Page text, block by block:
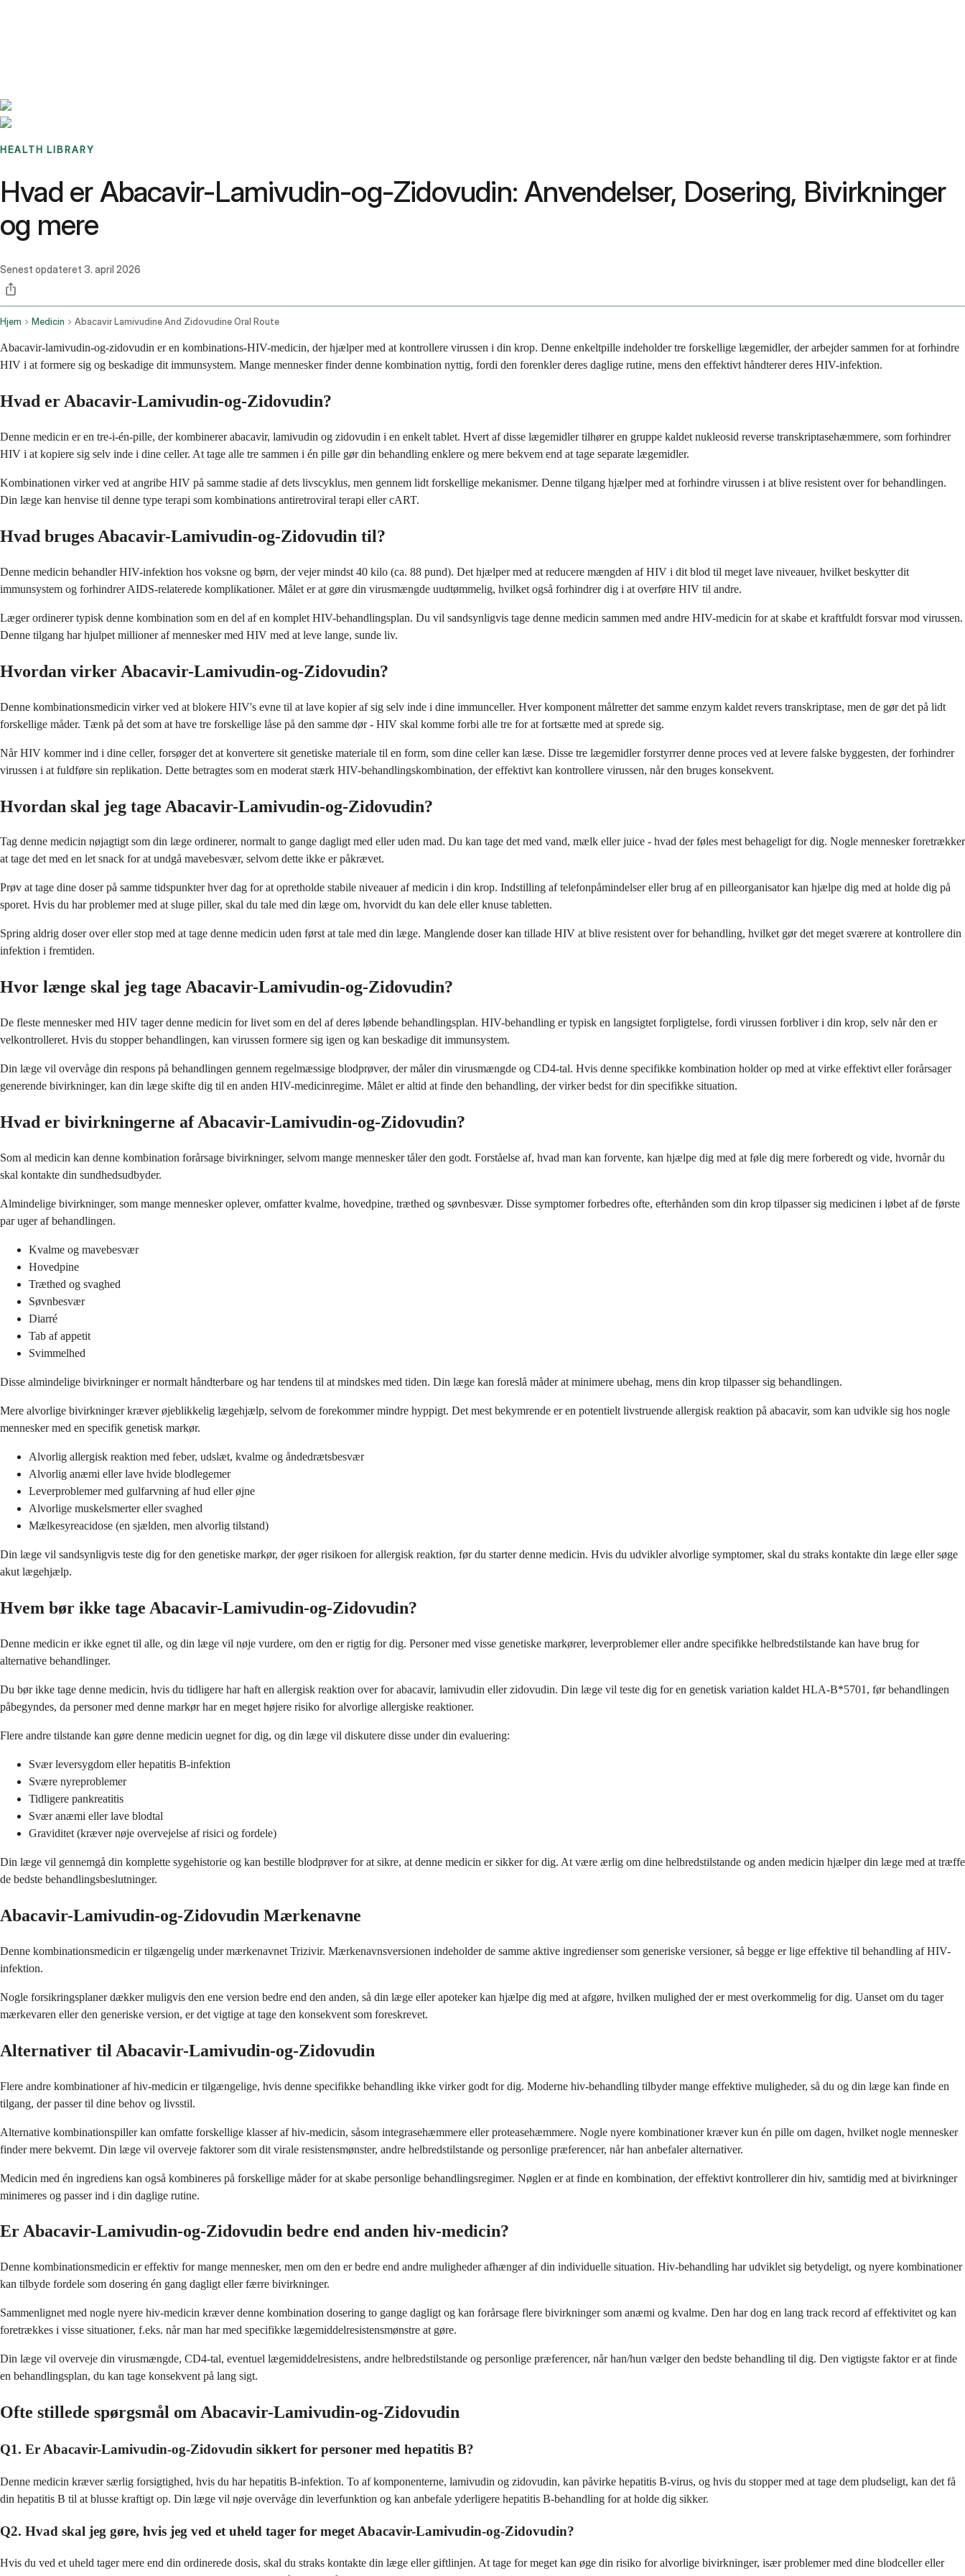
HEALTH LIBRARY
Hvad er Abacavir-Lamivudin-og-Zidovudin: Anvendelser, Dosering, Bivirkninger
og mere
Senest opdateret 3. april 2026
Hjem Medicin Abacavir Lamivudine And Zidovudine Oral Route
Abacavir-lamivudin-og-zidovudin er en kombinations-HIV-medicin, der hjælper med at kontrollere virussen i din krop. Denne enkeltpille indeholder tre forskellige lægemidler, der arbejder sammen for at forhindre
HIV i at formere sig og beskadige dit immunsystem. Mange mennesker finder denne kombination nyttig, fordi den forenkler deres daglige rutine, mens den effektivt håndterer deres HIV-infektion.
Hvad er Abacavir-Lamivudin-og-Zidovudin?
Denne medicin er en tre-i-én-pille, der kombinerer abacavir, lamivudin og zidovudin i en enkelt tablet. Hvert af disse lægemidler tilhører en gruppe kaldet nukleosid reverse transkriptasehæmmere, som forhindrer
HIV i at kopiere sig selv inde i dine celler. At tage alle tre sammen i én pille gør din behandling enklere og mere bekvem end at tage separate lægemidler.
Kombinationen virker ved at angribe HIV på samme stadie af dets livscyklus, men gennem lidt forskellige mekanismer. Denne tilgang hjælper med at forhindre virussen i at blive resistent over for behandlingen.
Din læge kan henvise til denne type terapi som kombinations antiretroviral terapi eller cART.
Hvad bruges Abacavir-Lamivudin-og-Zidovudin til?
Denne medicin behandler HIV-infektion hos voksne og børn, der vejer mindst 40 kilo (ca. 88 pund). Det hjælper med at reducere mængden af HIV i dit blod til meget lave niveauer, hvilket beskytter dit
immunsystem og forhindrer AIDS-relaterede komplikationer. Målet er at gøre din virusmængde uudtømmelig, hvilket også forhindrer dig i at overføre HIV til andre.
Læger ordinerer typisk denne kombination som en del af en komplet HIV-behandlingsplan. Du vil sandsynligvis tage denne medicin sammen med andre HIV-medicin for at skabe et kraftfuldt forsvar mod virussen.
Denne tilgang har hjulpet millioner af mennesker med HIV med at leve lange, sunde liv.
Hvordan virker Abacavir-Lamivudin-og-Zidovudin?
Denne kombinationsmedicin virker ved at blokere HIV's evne til at lave kopier af sig selv inde i dine immunceller. Hver komponent målretter det samme enzym kaldet revers transkriptase, men de gør det på lidt
forskellige måder. Tænk på det som at have tre forskellige låse på den samme dør - HIV skal komme forbi alle tre for at fortsætte med at sprede sig.
Når HIV kommer ind i dine celler, forsøger det at konvertere sit genetiske materiale til en form, som dine celler kan læse. Disse tre lægemidler forstyrrer denne proces ved at levere falske byggesten, der forhindrer
virussen i at fuldføre sin replikation. Dette betragtes som en moderat stærk HIV-behandlingskombination, der effektivt kan kontrollere virussen, når den bruges konsekvent.
Hvordan skal jeg tage Abacavir-Lamivudin-og-Zidovudin?
Tag denne medicin nøjagtigt som din læge ordinerer, normalt to gange dagligt med eller uden mad. Du kan tage det med vand, mælk eller juice - hvad der føles mest behageligt for dig. Nogle mennesker foretrækker
at tage det med en let snack for at undgå mavebesvær, selvom dette ikke er påkrævet.
Prøv at tage dine doser på samme tidspunkter hver dag for at opretholde stabile niveauer af medicin i din krop. Indstilling af telefonpåmindelser eller brug af en pilleorganisator kan hjælpe dig med at holde dig på
sporet. Hvis du har problemer med at sluge piller, skal du tale med din læge om, hvorvidt du kan dele eller knuse tabletten.
Spring aldrig doser over eller stop med at tage denne medicin uden først at tale med din læge. Manglende doser kan tillade HIV at blive resistent over for behandling, hvilket gør det meget sværere at kontrollere din
infektion i fremtiden.
Hvor længe skal jeg tage Abacavir-Lamivudin-og-Zidovudin?
De fleste mennesker med HIV tager denne medicin for livet som en del af deres løbende behandlingsplan. HIV-behandling er typisk en langsigtet forpligtelse, fordi virussen forbliver i din krop, selv når den er
velkontrolleret. Hvis du stopper behandlingen, kan virussen formere sig igen og kan beskadige dit immunsystem.
Din læge vil overvåge din respons på behandlingen gennem regelmæssige blodprøver, der måler din virusmængde og CD4-tal. Hvis denne specifikke kombination holder op med at virke effektivt eller forårsager
generende bivirkninger, kan din læge skifte dig til en anden HIV-medicinregime. Målet er altid at finde den behandling, der virker bedst for din specifikke situation.
Hvad er bivirkningerne af Abacavir-Lamivudin-og-Zidovudin?
Som al medicin kan denne kombination forårsage bivirkninger, selvom mange mennesker tåler den godt. Forståelse af, hvad man kan forvente, kan hjælpe dig med at føle dig mere forberedt og vide, hvornår du
skal kontakte din sundhedsudbyder.
Almindelige bivirkninger, som mange mennesker oplever, omfatter kvalme, hovedpine, træthed og søvnbesvær. Disse symptomer forbedres ofte, efterhånden som din krop tilpasser sig medicinen i løbet af de første
par uger af behandlingen.
Kvalme og mavebesvær
Hovedpine
Træthed og svaghed
Søvnbesvær
Diarré
Tab af appetit
Svimmelhed
Disse almindelige bivirkninger er normalt håndterbare og har tendens til at mindskes med tiden. Din læge kan foreslå måder at minimere ubehag, mens din krop tilpasser sig behandlingen.
Mere alvorlige bivirkninger kræver øjeblikkelig lægehjælp, selvom de forekommer mindre hyppigt. Det mest bekymrende er en potentielt livstruende allergisk reaktion på abacavir, som kan udvikle sig hos nogle
mennesker med en specifik genetisk markør.
Alvorlig allergisk reaktion med feber, udslæt, kvalme og åndedrætsbesvær
Alvorlig anæmi eller lave hvide blodlegemer
Leverproblemer med gulfarvning af hud eller øjne
Alvorlige muskelsmerter eller svaghed
Mælkesyreacidose (en sjælden, men alvorlig tilstand)
Din læge vil sandsynligvis teste dig for den genetiske markør, der øger risikoen for allergisk reaktion, før du starter denne medicin. Hvis du udvikler alvorlige symptomer, skal du straks kontakte din læge eller søge
akut lægehjælp.
Hvem bør ikke tage Abacavir-Lamivudin-og-Zidovudin?
Denne medicin er ikke egnet til alle, og din læge vil nøje vurdere, om den er rigtig for dig. Personer med visse genetiske markører, leverproblemer eller andre specifikke helbredstilstande kan have brug for
alternative behandlinger.
Du bør ikke tage denne medicin, hvis du tidligere har haft en allergisk reaktion over for abacavir, lamivudin eller zidovudin. Din læge vil teste dig for en genetisk variation kaldet HLA-B*5701, før behandlingen
påbegyndes, da personer med denne markør har en meget højere risiko for alvorlige allergiske reaktioner.
Flere andre tilstande kan gøre denne medicin uegnet for dig, og din læge vil diskutere disse under din evaluering:
Svær leversygdom eller hepatitis B-infektion
Svære nyreproblemer
Tidligere pankreatitis
Svær anæmi eller lave blodtal
Graviditet (kræver nøje overvejelse af risici og fordele)
Din læge vil gennemgå din komplette sygehistorie og kan bestille blodprøver for at sikre, at denne medicin er sikker for dig. At være ærlig om dine helbredstilstande og anden medicin hjælper din læge med at træffe
de bedste behandlingsbeslutninger.
Abacavir-Lamivudin-og-Zidovudin Mærkenavne
Denne kombinationsmedicin er tilgængelig under mærkenavnet Trizivir. Mærkenavnsversionen indeholder de samme aktive ingredienser som generiske versioner, så begge er lige effektive til behandling af HIV-
infektion.
Nogle forsikringsplaner dækker muligvis den ene version bedre end den anden, så din læge eller apoteker kan hjælpe dig med at afgøre, hvilken mulighed der er mest overkommelig for dig. Uanset om du tager
mærkevaren eller den generiske version, er det vigtige at tage den konsekvent som foreskrevet.
Alternativer til Abacavir-Lamivudin-og-Zidovudin
Flere andre kombinationer af hiv-medicin er tilgængelige, hvis denne specifikke behandling ikke virker godt for dig. Moderne hiv-behandling tilbyder mange effektive muligheder, så du og din læge kan finde en
tilgang, der passer til dine behov og livsstil.
Alternative kombinationspiller kan omfatte forskellige klasser af hiv-medicin, såsom integrasehæmmere eller proteasehæmmere. Nogle nyere kombinationer kræver kun én pille om dagen, hvilket nogle mennesker
finder mere bekvemt. Din læge vil overveje faktorer som dit virale resistensmønster, andre helbredstilstande og personlige præferencer, når han anbefaler alternativer.
Medicin med én ingrediens kan også kombineres på forskellige måder for at skabe personlige behandlingsregimer. Nøglen er at finde en kombination, der effektivt kontrollerer din hiv, samtidig med at bivirkninger
minimeres og passer ind i din daglige rutine.
Er Abacavir-Lamivudin-og-Zidovudin bedre end anden hiv-medicin?
Denne kombinationsmedicin er effektiv for mange mennesker, men om den er bedre end andre muligheder afhænger af din individuelle situation. Hiv-behandling har udviklet sig betydeligt, og nyere kombinationer
kan tilbyde fordele som dosering én gang dagligt eller færre bivirkninger.
Sammenlignet med nogle nyere hiv-medicin kræver denne kombination dosering to gange dagligt og kan forårsage flere bivirkninger som anæmi og kvalme. Den har dog en lang track record af effektivitet og kan
foretrækkes i visse situationer, f.eks. når man har med specifikke lægemiddelresistensmønstre at gøre.
Din læge vil overveje din virusmængde, CD4-tal, eventuel lægemiddelresistens, andre helbredstilstande og personlige præferencer, når han/hun vælger den bedste behandling til dig. Den vigtigste faktor er at finde
en behandlingsplan, du kan tage konsekvent på lang sigt.
Ofte stillede spørgsmål om Abacavir-Lamivudin-og-Zidovudin
Q1. Er Abacavir-Lamivudin-og-Zidovudin sikkert for personer med hepatitis B?
Denne medicin kræver særlig forsigtighed, hvis du har hepatitis B-infektion. To af komponenterne, lamivudin og zidovudin, kan påvirke hepatitis B-virus, og hvis du stopper med at tage dem pludseligt, kan det få
din hepatitis B til at blusse kraftigt op. Din læge vil nøje overvåge din leverfunktion og kan anbefale yderligere hepatitis B-behandling for at holde dig sikker.
Q2. Hvad skal jeg gøre, hvis jeg ved et uheld tager for meget Abacavir-Lamivudin-og-Zidovudin?
Hvis du ved et uheld tager mere end din ordinerede dosis, skal du straks kontakte din læge eller giftlinjen. At tage for meget kan øge din risiko for alvorlige bivirkninger, især problemer med dine blodceller eller